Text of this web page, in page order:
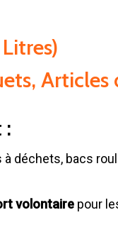
:
déchets, bacs
volontaire pour